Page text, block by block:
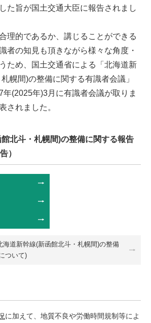
た旨が国土交通大臣に報告されまし
理的であるか、講じることができる
者の知見も頂きながら様々な角度・
ため、国土交通省による「北海道新
幌間)の整備に関する有識者会議」
年(2025年)3月に有識者会議が取りま
されました。
北斗・札幌間)の整備に関する報告
）
海道新幹線(新函館北斗・札幌間)の整備
ついて)
に加えて、地質不良や労働時間規制等によ